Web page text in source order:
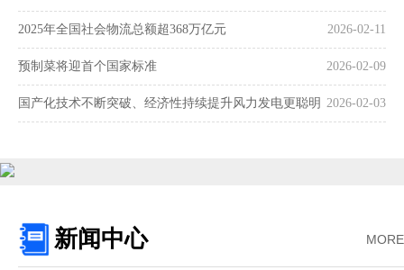
2026-02-11
2025年全国社会物流总额超368万亿元
2026-02-09
预制菜将迎首个国家标准
2026-02-03
国产化技术不断突破、经济性持续提升风力发电更聪明
MORE
新闻中心